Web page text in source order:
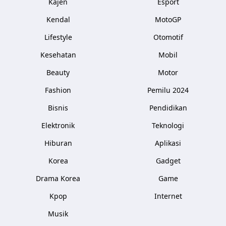
Kendal
Lifestyle
Kesehatan
Beauty
Fashion
Bisnis
Elektronik
Hiburan
Korea
Drama Korea
Kpop
Musik
MotoGP
Otomotif
Mobil
Motor
Pemilu 2024
Pendidikan
Teknologi
Aplikasi
Gadget
Game
Internet